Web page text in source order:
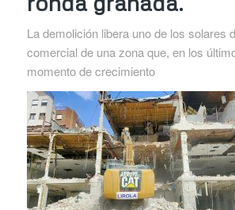
La demolición libera uno de los solares
comercial de una zona que, en los
momento de crecimiento